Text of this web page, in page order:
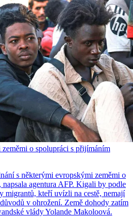
o spolupráci s přijímáním
s některými evropskými zeměmi o
agentura AFP. Kigali by podle
migrantů, kteří uvízli na cestě, nemají
v ohrožení. Země dohody zatím
vlády Yolande Makoloová.